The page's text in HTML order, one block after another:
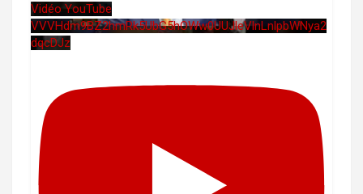
Vidéo YouTube
VVVHdm9BZ2hmRk5UbG5hOWw0UUJleVlnLnlpbWNya2
dqcDJz